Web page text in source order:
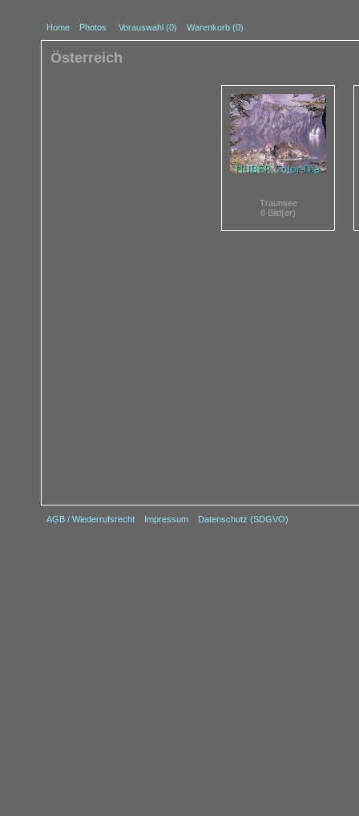
Home Photos Vorauswahl (0) Warenkorb (0)
Österreich
Traunsee
8 Bild(er)
AGB / Wiederrufsrecht Impressum Datenschutz (SDGVO)